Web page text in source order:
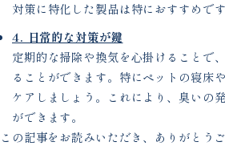
対策に特化した製品は特におすすめです
4. 日常的な対策が鍵
定期的な掃除や換気を心掛けることで
ることができます。特にペットの寝床
ケアしましょう。これにより、臭いの
ができます。
この記事をお読みいただき、ありがとう